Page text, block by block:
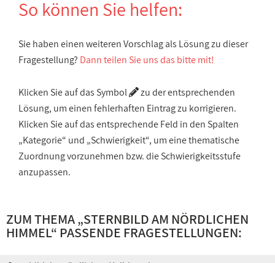
So können Sie helfen:
Sie haben einen weiteren Vorschlag als Lösung zu dieser
Fragestellung? Dann teilen Sie uns das bitte mit!
Klicken Sie auf das Symbol
zu der entsprechenden
Lösung, um einen fehlerhaften Eintrag zu korrigieren.
Klicken Sie auf das entsprechende Feld in den Spalten
„Kategorie“ und „Schwierigkeit“, um eine thematische
Zuordnung vorzunehmen bzw. die Schwierigkeitsstufe
anzupassen.
ZUM THEMA „STERNBILD AM NÖRDLICHEN
HIMMEL“ PASSENDE FRAGESTELLUNGEN: